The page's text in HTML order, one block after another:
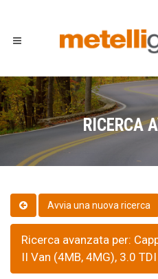
RICERCA
Ricerca avanzata per:
II Van (4MB, 4MG), 3.0